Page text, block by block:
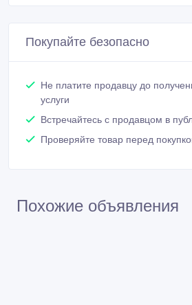
Покупайте безопасно
Не платите продавцу до
услуги
Встречайтесь с продавцом в
Проверяйте товар перед
Похожие объявления